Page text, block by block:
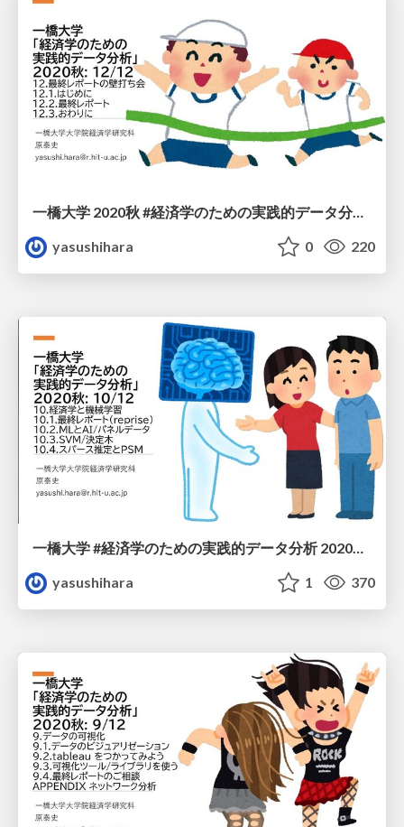
一橋大学 2020秋 #経済学のための実践的データ分析 12/12
yasushihara
0 220
一橋大学 #経済学のための実践的データ分析 2020秋: 10/12
yasushihara
1 370